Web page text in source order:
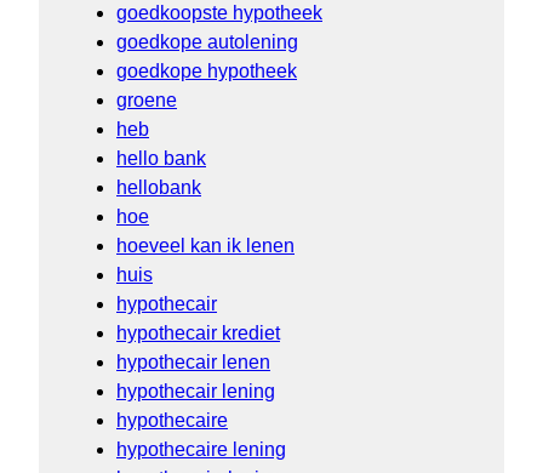
goedkoopste hypotheek
goedkope autolening
goedkope hypotheek
groene
heb
hello bank
hellobank
hoe
hoeveel kan ik lenen
huis
hypothecair
hypothecair krediet
hypothecair lenen
hypothecair lening
hypothecaire
hypothecaire lening